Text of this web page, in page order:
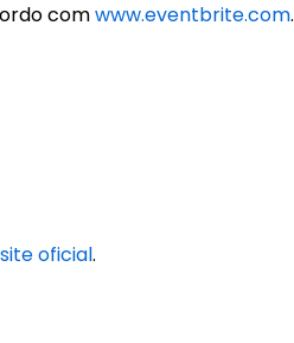
comwww.eventbrite.com.
site oficial.